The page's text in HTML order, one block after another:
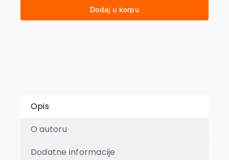
VIŠE
Dodaj u korpu
Opis
O autoru
Dodatne informacije